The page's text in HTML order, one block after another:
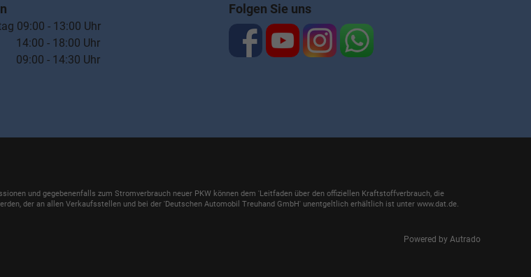
09:00 - 13:00 Uhr
Uhr
- 14:30 Uhr
Folgen Sie uns
und gegebenenfalls zum Stromverbrauch neuer PKW können dem 'Leitfaden über den offiziellen Kraftstoffverbrauch, die
der an allen Verkaufsstellen und bei der 'Deutschen Automobil Treuhand GmbH' unentgeltlich erhältlich ist unter www.dat.de.
Powered by Autrado